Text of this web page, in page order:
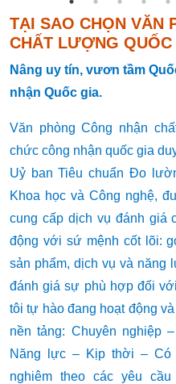
TẠI SAO CHỌN VĂN
CHẤT LƯỢNG
Nâng uy tín, vươn tầm
nhận Quốc gia.
Văn phòng Công nhận
chức công nhận quốc gia
Uỷ ban Tiêu chuẩn Đo
Khoa học và Công nghệ,
cung cấp dịch vụ đánh giá
động với sứ mệnh cốt lõi:
sản phẩm, dịch vụ và năng
đánh giá sự phù hợp đối
tôi tự hào đang hoạt động
nền tảng: Chuyên nghiệp
Năng lực – Kịp thời – Có
nghiêm theo các yêu